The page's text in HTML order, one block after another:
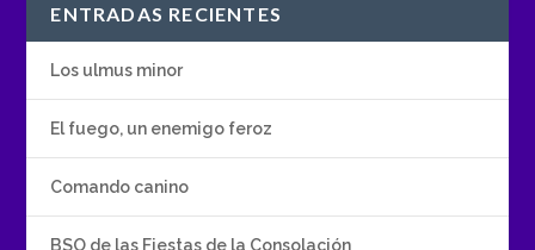
ENTRADAS RECIENTES
Los ulmus minor
El fuego, un enemigo feroz
Comando canino
BSO de las Fiestas de la Consolación